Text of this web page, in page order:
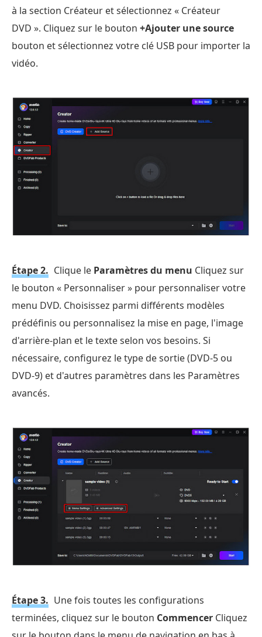
à la section Créateur et sélectionnez « Créateur
DVD ». Cliquez sur le bouton +Ajouter une source
bouton et sélectionnez votre clé USB pour importer la
vidéo.
Étape 2. Clique le Paramètres du menu Cliquez sur
le bouton « Personnaliser » pour personnaliser votre
menu DVD. Choisissez parmi différents modèles
prédéfinis ou personnalisez la mise en page, l'image
d'arrière-plan et le texte selon vos besoins. Si
nécessaire, configurez le type de sortie (DVD-5 ou
DVD-9) et d'autres paramètres dans les Paramètres
avancés.
Étape 3. Une fois toutes les configurations
terminées, cliquez sur le bouton Commencer Cliquez